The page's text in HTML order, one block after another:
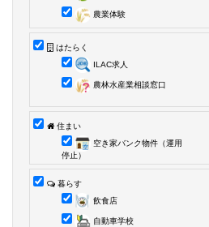
農業体験
はたらく
ILAC求人
農林水産業相談窓口
住まい
空き家バンク物件（運用
停止）
暮らす
飲食店
自動車学校